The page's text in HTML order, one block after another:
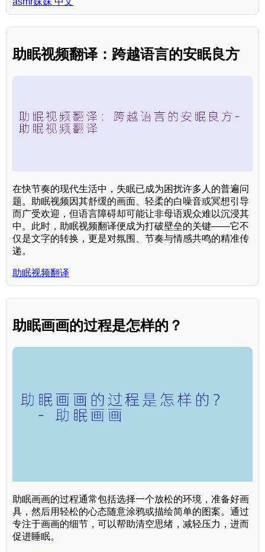
助眠视频翻译：跨越语言的安眠良方
在快节奏的现代生活中，失眠已成为困扰许多人的普遍问
题。助眠视频因其舒缓的画面、轻柔的白噪音或冥想引导
而广受欢迎，但语言障碍却可能让非母语观众难以沉浸其
中。此时，助眠视频翻译便成为打破壁垒的关键——它不
仅是文字的转换，更是对氛围、节奏与情感共鸣的精准传
递。
助眠视频翻译
助眠画画的过程是怎样的？
助眠画画的过程通常包括选择一个放松的环境，准备好画
具，然后用轻松的心态随意涂鸦或描绘简单的图案。通过
专注于画画的细节，可以帮助清空思绪，减轻压力，进而
促进睡眠。